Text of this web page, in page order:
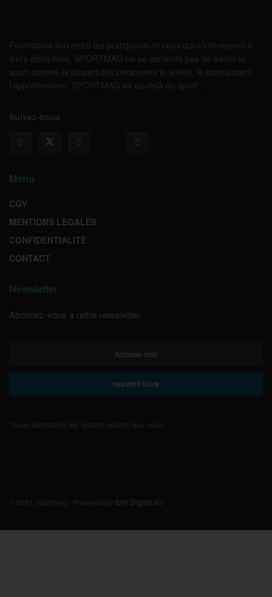
Formidable lien entre les pratiquants et ceux qui s’intéressent à
leurs disciplines, SPORTMAG ne se contente pas de traiter le
sport comme la plupart des personnes le voient, le connaissent,
l’appréhendent. SPORTMAG va au-delà du sport…
Suivez-nous
Menu
CGV
MENTIONS LEGALES
CONFIDENTIALITE
CONTACT
Newsletter
Abonnez-vous à notre newsletter
*nous détestons les spams autant que vous
© 2021 Sportmag - Powered by SAY Digital I/O